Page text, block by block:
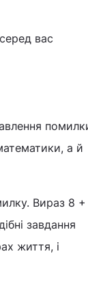
вас
а й
Вираз 8 +
завдання
життя, і